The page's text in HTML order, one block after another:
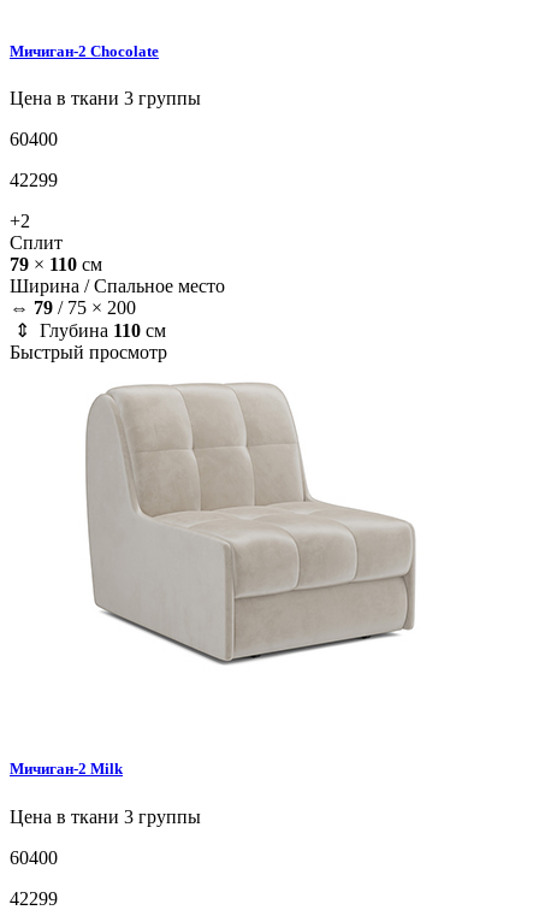
Мичиган-2 Chocolate
Цена в ткани 3 группы
60400
42299
+2
Сплит
79 × 110 см
Ширина /Спальное место
⇔ 79 / 75 × 200
⇕ Глубина 110 см
Быстрый просмотр
Мичиган-2 Milk
Цена в ткани 3 группы
60400
42299